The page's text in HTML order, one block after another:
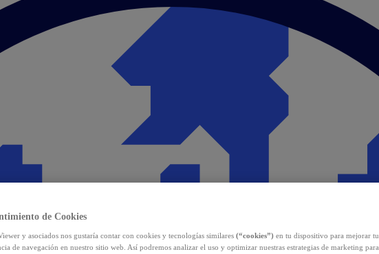
de Cookies
y asociados nos gustaría contar con cookies y tecnologías similares (“cookies”) en tu dispositivo para mejorar tu
de navegación en nuestro sitio web. Así podremos analizar el uso y optimizar nuestras estrategias de marketing para